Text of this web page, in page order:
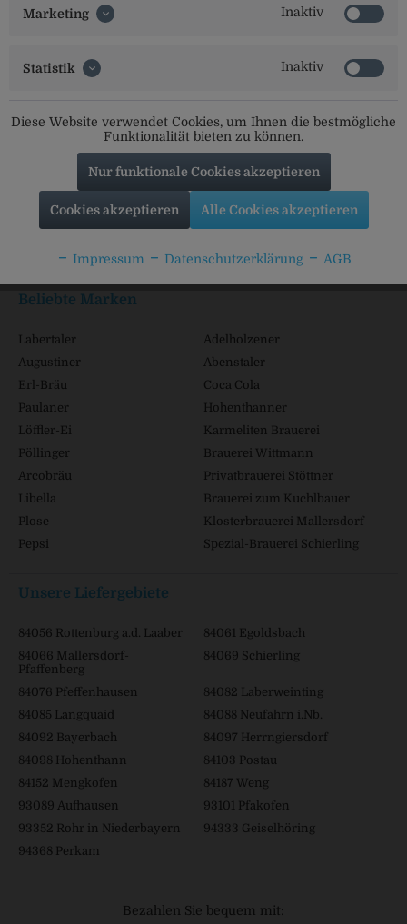
Social Media
Informationen
Beliebte Marken
Labertaler
Adelholzener
Augustiner
Abenstaler
Erl-Bräu
Coca Cola
Paulaner
Hohenthanner
Löffler-Ei
Karmeliten Brauerei
Pöllinger
Brauerei Wittmann
Arcobräu
Privatbrauerei Stöttner
Libella
Brauerei zum Kuchlbauer
Plose
Klosterbrauerei Mallersdorf
Pepsi
Spezial-Brauerei Schierling
Unsere Liefergebiete
84056 Rottenburg a.d. Laaber
84061 Egoldsbach
84066 Mallersdorf-
Pfaffenberg
84069 Schierling
84076 Pfeffenhausen
84082 Laberweinting
84085 Langquaid
84088 Neufahrn i.Nb.
84092 Bayerbach
84097 Herrngiersdorf
84098 Hohenthann
84103 Postau
84152 Mengkofen
84187 Weng
93089 Aufhausen
93101 Pfakofen
93352 Rohr in Niederbayern
94333 Geiselhöring
94368 Perkam
Bezahlen Sie bequem mit:
Marketing Inaktiv
Statistik Inaktiv
Diese Website verwendet Cookies, um Ihnen die bestmögliche
Funktionalität bieten zu können.
Nur funktionale Cookies akzeptieren
Cookies akzeptieren Alle Cookies akzeptieren
Impressum Datenschutzerklärung AGB